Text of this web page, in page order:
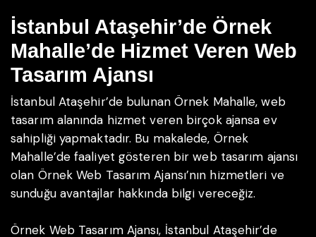
İstanbul Ataşehir’de Örnek
Mahalle’de Hizmet Veren Web
Tasarım Ajansı
İstanbul Ataşehir’de bulunan Örnek Mahalle, web
tasarım alanında hizmet veren birçok ajansa ev
sahipliği yapmaktadır. Bu makalede, Örnek
Mahalle’de faaliyet gösteren bir web tasarım ajansı
olan Örnek Web Tasarım Ajansı’nın hizmetleri ve
sunduğu avantajlar hakkında bilgi vereceğiz.
Örnek Web Tasarım Ajansı, İstanbul Ataşehir’de